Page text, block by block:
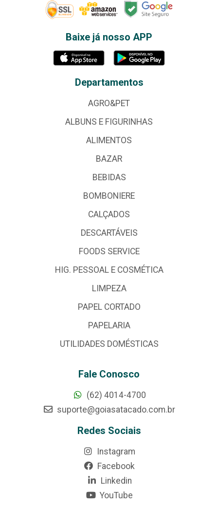
Baixe já nosso APP
Departamentos
AGRO&PET
ALBUNS E FIGURINHAS
ALIMENTOS
BAZAR
BEBIDAS
BOMBONIERE
CALÇADOS
DESCARTÁVEIS
FOODS SERVICE
HIG. PESSOAL E COSMÉTICA
LIMPEZA
PAPEL CORTADO
PAPELARIA
UTILIDADES DOMÉSTICAS
Fale Conosco
(62) 4014-4700
suporte@goiasatacado.com.br
Redes Sociais
Instagram
Facebook
Linkedin
YouTube